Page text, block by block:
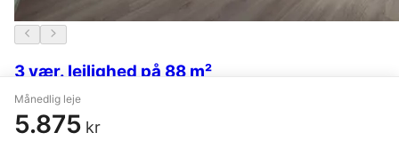
Månedlig leje
5.875 kr
3 vær. lejlighed på 88 m²
Haderslev
7.000 kr. 19. maj